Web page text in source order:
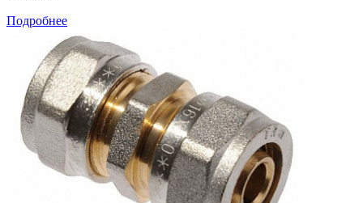
Подробнее